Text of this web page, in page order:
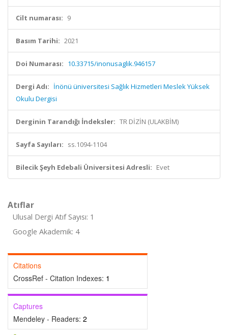
Cilt numarası: 9
Basım Tarihi: 2021
Doi Numarası: 10.33715/inonusaglik.946157
Dergi Adı: İnönü üniversitesi Sağlık Hizmetleri Meslek Yüksek
Okulu Dergisi
Derginin Tarandığı İndeksler: TR DİZİN (ULAKBİM)
Sayfa Sayıları: ss.1094-1104
Bilecik Şeyh Edebali Üniversitesi Adresli: Evet
Atıflar
Ulusal Dergi Atıf Sayısı: 1
Google Akademik: 4
Citations
CrossRef - Citation Indexes: 1
Captures
Mendeley - Readers: 2